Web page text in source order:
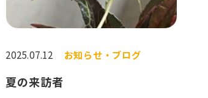
2025.07.12 お知らせ・ブログ
夏の来訪者